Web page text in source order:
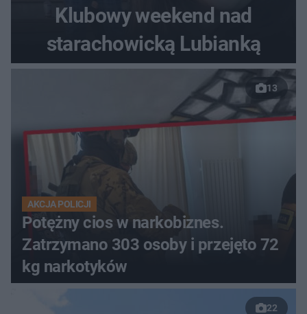
Klubowy weekend nad
starachowicką Lubianką
13
AKCJA POLICJI
Potężny cios w narkobiznes.
Zatrzymano 303 osoby i przejęto 72
kg narkotyków
22